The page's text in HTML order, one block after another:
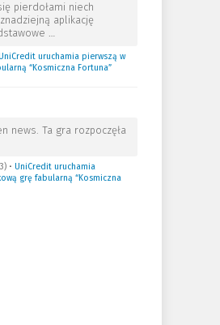
pierdołami niech
aplikację
…
uruchamia pierwszą w
“Kosmiczna Fortuna”
news. Ta gra rozpoczęła
• UniCredit uruchamia
grę fabularną “Kosmiczna